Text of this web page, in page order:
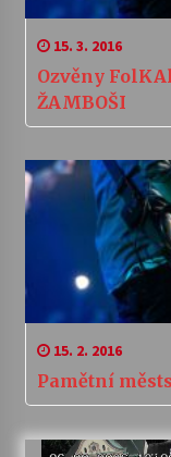
15. 3. 2016
Ozvěny
ŽAMBOŠI
15. 2. 2016
Pamětní